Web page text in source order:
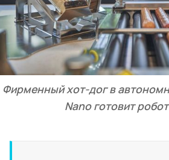
Фирменный хот-дог в
Nano готовит